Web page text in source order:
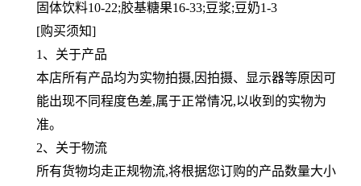
固体饮料10-22;胶基糖果16-33;豆浆;豆奶1-3
[购买须知]
1、关于产品
本店所有产品均为实物拍摄,因拍摄、显示器等原因可
能出现不同程度色差,属于正常情况,以收到的实物为
准。
2、关于物流
所有货物均走正规物流,将根据您订购的产品数量大小